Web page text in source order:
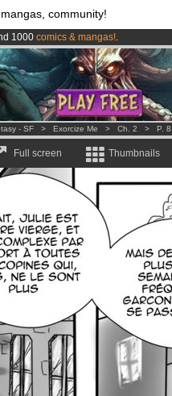
community!
1000 comics & mangas!.
eurosper month !Get membership
!.
- SF > Exorcize Me > Ch. 2 > P. 8
Full screen Thumbnails